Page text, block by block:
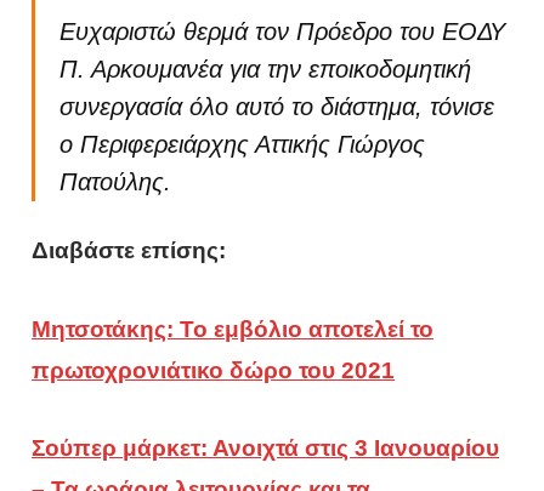
Ευχαριστώ θερμά τον Πρόεδρο του ΕΟΔΥ
Π. Αρκουμανέα για την εποικοδομητική
συνεργασία όλο αυτό το διάστημα, τόνισε
ο Περιφερειάρχης Αττικής Γιώργος
Πατούλης.
Διαβάστε επίσης:
Μητσοτάκης: Το εμβόλιο αποτελεί το
πρωτοχρονιάτικο δώρο του 2021
Σούπερ μάρκετ: Ανοιχτά στις 3 Ιανουαρίου